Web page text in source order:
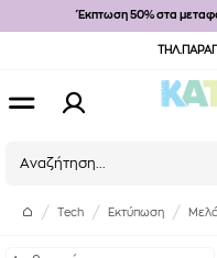
Έκπτωση 50% στα
Tech Εκτύπωση